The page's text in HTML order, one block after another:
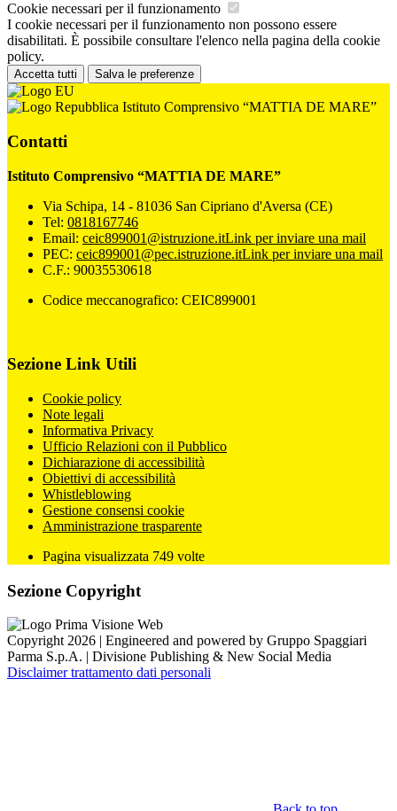
Cookie necessari per il funzionamento
I cookie necessari per il funzionamento non possono essere
disabilitati. È possibile consultare l'elenco nella pagina della cookie
policy.
Accetta tutti Salva le preferenze
Istituto Comprensivo “MATTIA DE MARE”
Contatti
Istituto Comprensivo “MATTIA DE MARE”
Via Schipa, 14 - 81036 San Cipriano d'Aversa (CE)
Tel: 0818167746
Email: ceic899001@istruzione.itLink per inviare una mail
PEC: ceic899001@pec.istruzione.itLink per inviare una mail
C.F.: 90035530618
Codice meccanografico: CEIC899001
Sezione Link Utili
Cookie policy
Note legali
Informativa Privacy
Ufficio Relazioni con il Pubblico
Dichiarazione di accessibilità
Obiettivi di accessibilità
Whistleblowing
Gestione consensi cookie
Amministrazione trasparente
Pagina visualizzata 749 volte
Sezione Copyright
Copyright 2026 | Engineered and powered by Gruppo Spaggiari
Parma S.p.A. | Divisione Publishing & New Social Media
Disclaimer trattamento dati personali